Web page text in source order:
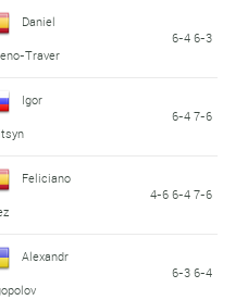
Daniel
Traver
6-4 6-3
Igor
6-4 7-6
Feliciano
4-6 6-4 7-6
Alexandr
6-3 6-4